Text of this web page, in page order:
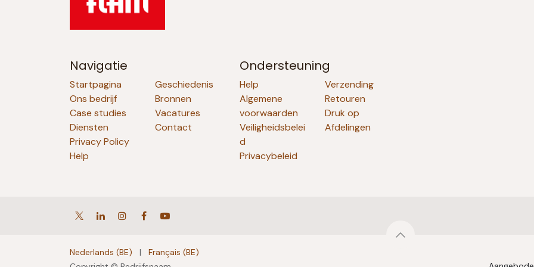
Navigatie
Startpagina
Ons bedrijf
Case studies
Diensten
Privacy Policy
Help
Geschiedenis
Bronnen
Vacatures
Contact
Ondersteuning
Help
Algemene
voorwaarden
Veiligheidsbelei
d
Privacybeleid
Verzending
Retouren
Druk op
Afdelingen
Nederlands (BE) |
Français (BE)